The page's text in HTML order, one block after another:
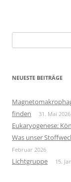
nach:
NEUESTE BEITRÄGE
finden
31. Mai 2026
Eukaryogenese:
Was unser
Februar 2026
Lichtgruppe 15.